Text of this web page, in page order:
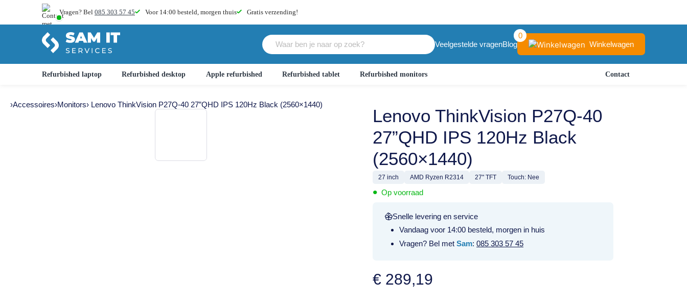
Vragen? Bel 085 303 57 45 Voor 14:00 besteld, morgen thuis Gratis verzending!
Veelgestelde vragenBlog
0
Winkelwagen
Refurbished laptop Refurbished desktop Apple refurbished Refurbished tablet Refurbished monitors Contact
›Accessoires›Monitors› Lenovo ThinkVision P27Q-40 27”QHD IPS 120Hz Black (2560×1440)
Lenovo ThinkVision P27Q-40
27”QHD IPS 120Hz Black
(2560×1440)
27 inch AMD Ryzen R2314 27" TFT Touch: Nee
• Op voorraad
Snelle levering en service
Vandaag voor 14:00 besteld, morgen in huis
Vragen? Bel met Sam: 085 303 57 45
€ 289,19